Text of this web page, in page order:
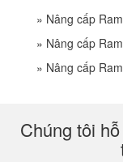
» Nâng cấp
» Nâng cấp
» Nâng cấp
Chúng tôi